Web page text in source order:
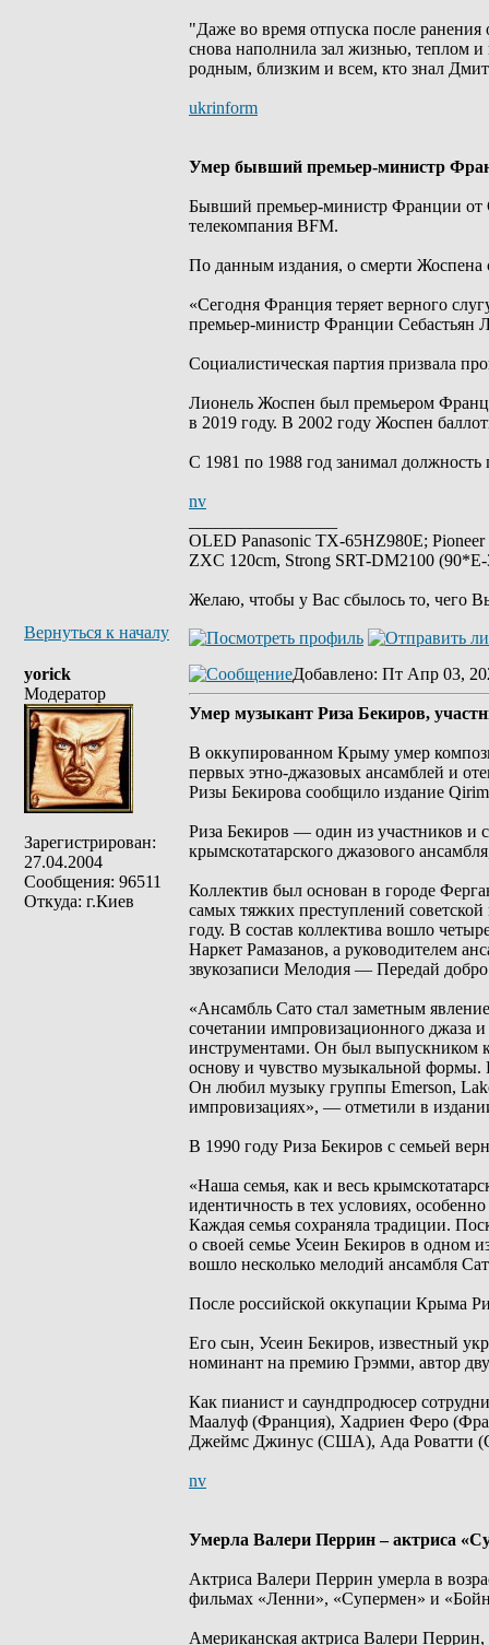
"Даже во время отпуска после
снова наполнила зал жизнью, теплом
родным, близким и всем, кто знал
ukrinform
Умер бывший премьер-министр
Бывший премьер-министр Франции от
телекомпания BFM.
По данным издания, о смерти Жоспена
«Сегодня Франция теряет верного
премьер-министр Франции Себастьян
Социалистическая партия призвала
Лионель Жоспен был премьером
в 2019 году. В 2002 году Жоспен
С 1981 по 1988 год занимал должность
nv
OLED Panasonic TX-65HZ980E;
ZXC 120cm, Strong SRT-DM2100
Желаю, чтобы у Вас сбылось то, чего
Вернуться к началу
yorick
Модератор
Зарегистрирован:
27.04.2004
Сообщения: 96511
Откуда: г.Киев
Добавлено: Пт Апр 03,
Умер музыкант Риза Бекиров,
В оккупированном Крыму умер
первых этно-джазовых ансамблей и
Ризы Бекирова сообщило издание
Риза Бекиров — один из участников и
крымскотатарского джазового
Коллектив был основан в городе
самых тяжких преступлений
году. В состав коллектива вошло
Наркет Рамазанов, а руководителем
звукозаписи Мелодия — Передай
«Ансамбль Сато стал заметным
сочетании импровизационного джаза
инструментами. Он был выпускником
основу и чувство музыкальной формы.
Он любил музыку группы Emerson,
импровизациях», — отметили в
В 1990 году Риза Бекиров с семьей
«Наша семья, как и весь
идентичность в тех условиях,
Каждая семья сохраняла традиции.
о своей семье Усеин Бекиров в одном
вошло несколько мелодий ансамбля
После российской оккупации Крыма
Его сын, Усеин Бекиров, известный
номинант на премию Грэмми, автор
Как пианист и саундпродюсер
Маалуф (Франция), Хадриен Феро
Джеймс Джинус (США), Ада Роватти
nv
Умерла Валери Перрин – актриса
Актриса Валери Перрин умерла в
фильмах «Ленни», «Супермен» и
Американская актриса Валери